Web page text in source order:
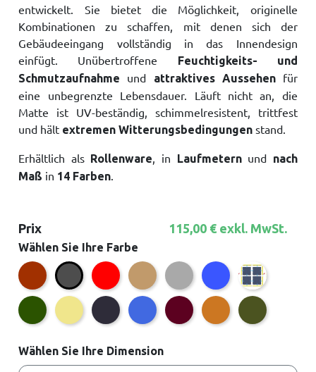
entwickelt. Sie bietet die Möglichkeit, originelle
Kombinationen zu schaffen, mit denen sich der
Gebäudeeingang vollständig in das Innendesign
einfügt. Unübertroffene
Feuchtigkeits- und
Schmutzaufnahme
und attraktives Aussehenfür
eine unbegrenzte Lebensdauer. Läuft nicht an, die
Matte ist UV-beständig, schimmelresistent, trittfest
und hält extremen Witterungsbedingungen stand.
Erhältlich als Rollenware, in Laufmeternund nach
Maß in 14 Farben.
Prix 115,00 € exkl. MwSt.
Wählen Sie Ihre Farbe
Braun AnthrazitRot Braun Herbst
Grau Blau Bordeaux
Grün NatürlichSchwarz Herbst
KönigsblauBordeaux Herbst
Ocker HerbstGrün Herbst
Wählen Sie Ihre Dimension